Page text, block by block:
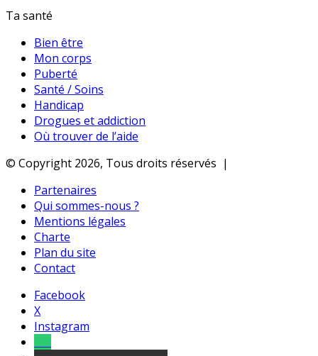
Ta santé
Bien être
Mon corps
Puberté
Santé / Soins
Handicap
Drogues et addiction
Où trouver de l’aide
© Copyright 2026, Tous droits réservés |
Partenaires
Qui sommes-nous ?
Mentions légales
Charte
Plan du site
Contact
Facebook
X
Instagram